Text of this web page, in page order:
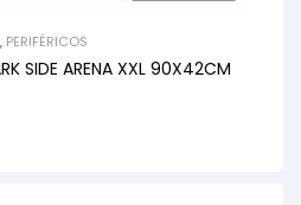
, PERIFÉRICOS
SIDE ARENA XXL 90X42CM